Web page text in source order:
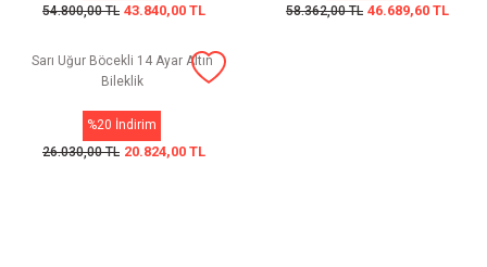
54.800,00 TL 43.840,00 TL
58.362,00 TL 46.689,60 TL
Sarı Uğur Böcekli 14 Ayar Altın
Bileklik
%20 İndirim
26.030,00 TL 20.824,00 TL